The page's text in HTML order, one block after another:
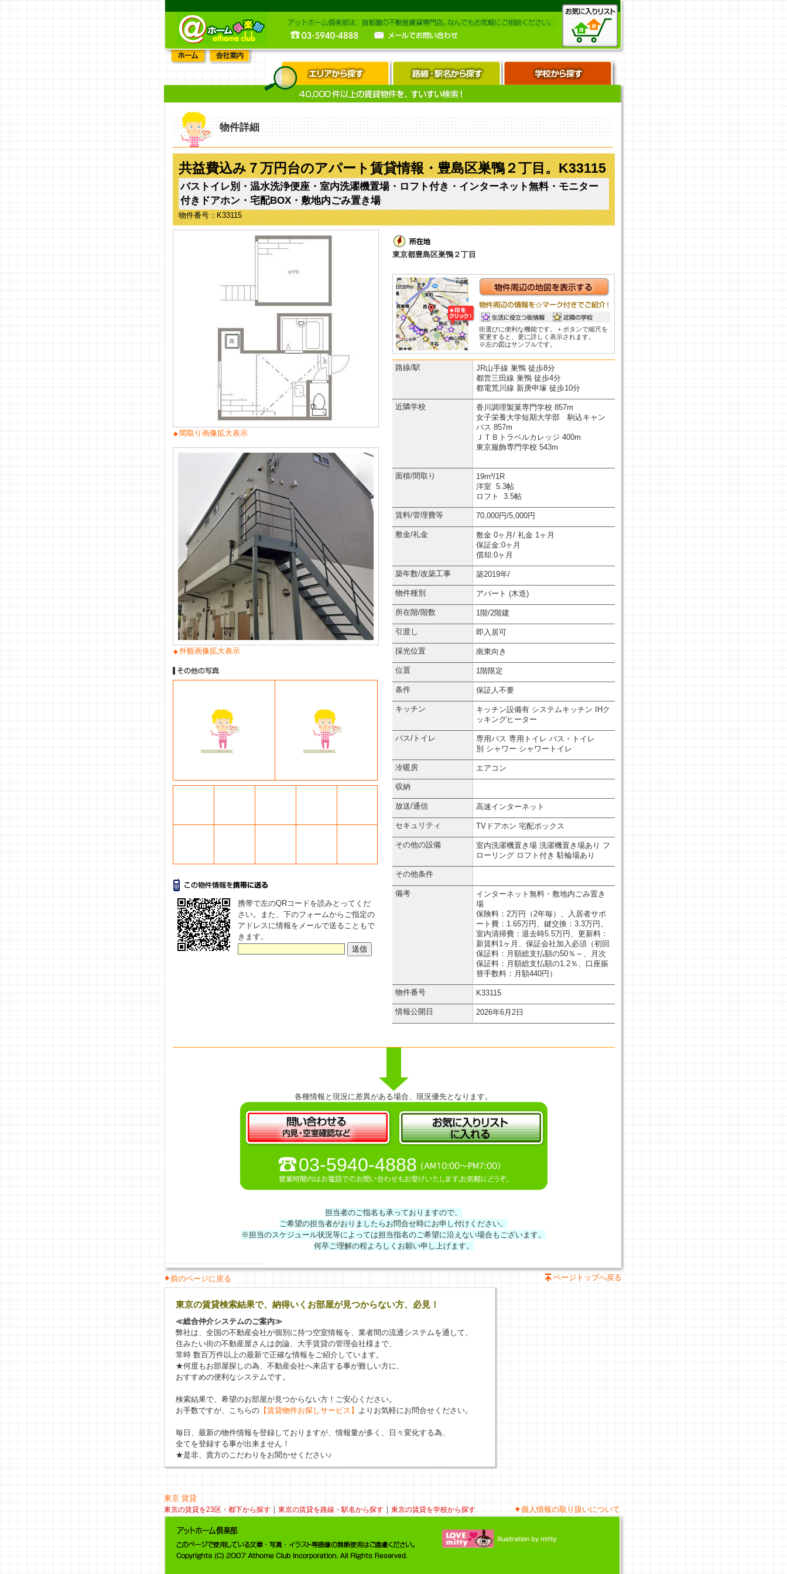
物件詳細
共益費込み７万円台のアパート賃貸情報・豊島区巣鴨２丁目。K33115
バストイレ別・温水洗浄便座・室内洗濯機置場・ロフト付き・インターネット無料・モニター
付きドアホン・宅配BOX・敷地内ごみ置き場
物件番号：K33115
東京都豊島区巣鴨２丁目
街選びに便利な機能です。＋ボタンで縮尺を
変更すると、更に詳しく表示されます。
※左の図はサンプルです。
路線/駅
JR山手線 巣鴨 徒歩8分
都営三田線 巣鴨 徒歩4分
都電荒川線 新庚申塚 徒歩10分
近隣学校
香川調理製菓専門学校 857m
女子栄養大学短期大学部 駒込キャン
パス 857m
ＪＴＢトラベルカレッジ 400m
東京服飾専門学校 543m
面積/間取り
19m²/1R
洋室 5.3帖
ロフト 3.5帖
賃料/管理費等 70,000円/5,000円
敷金/礼金
敷金 0ヶ月/ 礼金 1ヶ月
保証金:0ヶ月
償却:0ヶ月
築年数/改築工事 築2019年/
物件種別 アパート (木造)
所在階/階数 1階/2階建
引渡し 即入居可
採光位置 南東向き
位置 1階限定
条件 保証人不要
キッチン キッチン設備有 システムキッチン
IHク
ッキングヒーター
バス/トイレ 専用バス 専用トイレ バス・トイレ
別 シャワー シャワートイレ
冷暖房 エアコン
収納
放送/通信 高速インターネット
セキュリティ TVドアホン 宅配ボックス
その他の設備 室内洗濯機置き場 洗濯機置き場あり フ
ローリング ロフト付き 駐輪場あり
その他条件
備考
インターネット無料・敷地内ごみ置き
場
保険料：2万円（2年毎）、入居者サポ
ート費：1.65万円、鍵交換：3.3万円、
室内清掃費：退去時5.5万円、更新料：
新賃料1ヶ月、保証会社加入必須（初回
保証料：月額総支払額の50％～、月次
保証料：月額総支払額の1.2％、口座振
替手数料：月額440円）
物件番号 K33115
情報公開日 2026年6月2日
間取り画像拡大表示
外観画像拡大表示
携帯で左のQRコードを読みとってくだ
さい。また、下のフォームからご指定の
アドレスに情報をメールで送ることもで
きます。
各種情報と現況に差異がある場合、現況優先となります。
03-5940-4888
担当者のご指名も承っておりますので、
ご希望の担当者がおりましたらお問合せ時にお申し付けください。
※担当のスケジュール状況等によっては担当指名のご希望に沿えない場合もございます。
何卒ご理解の程よろしくお願い申し上げます。
前のページに戻る ページトップへ戻る
東京の賃貸検索結果で、納得いくお部屋が見つからない方、必見！
≪総合仲介システムのご案内≫
弊社は、全国の不動産会社が個別に持つ空室情報を、業者間の流通システムを通して、
住みたい街の不動産屋さんは勿論、大手賃貸の管理会社様まで、
常時 数百万件以上の最新で正確な情報をご紹介しています。
★何度もお部屋探しの為、不動産会社へ来店する事が難しい方に、
おすすめの便利なシステムです。
検索結果で、希望のお部屋が見つからない方！ご安心ください。
お手数ですが、こちらの【賃貸物件お探しサービス】 よりお気軽にお問合せください。
毎日、最新の物件情報を登録しておりますが、情報量が多く、日々変化する為、
全てを登録する事が出来ません！
★是非、貴方のこだわりをお聞かせください♪
東京 賃貸
東京の賃貸を23区・都下から探す｜ 東京の賃貸を路線・駅名から探す｜ 東京の賃貸を学校から探す 個人情報の取り扱いについて